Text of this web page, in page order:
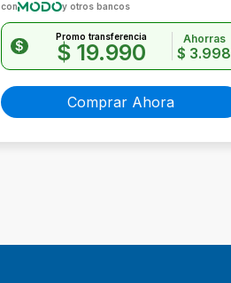
con y otros bancos
$
Promo transferencia
$ 19.990
Ahorras
$ 3.998
Comprar Ahora